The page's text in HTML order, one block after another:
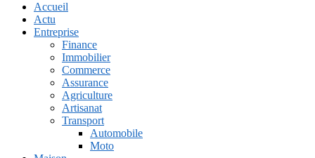
Accueil
Actu
Entreprise
Finance
Immobilier
Commerce
Assurance
Agriculture
Artisanat
Transport
Automobile
Moto